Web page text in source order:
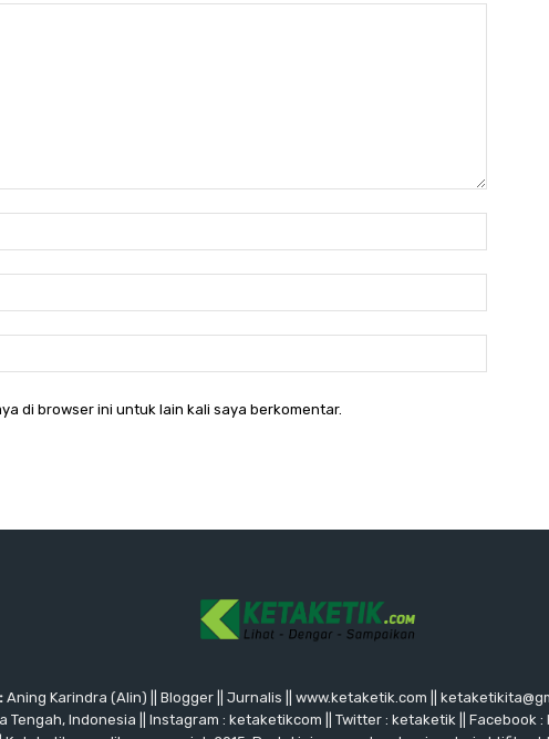
di browser ini untuk lain kali saya berkomentar.
Aning Karindra (Alin) || Blogger || Jurnalis || www.ketaketik.com ||
Tengah, Indonesia || Instagram : ketaketikcom || Twitter : ketaketik || Facebook